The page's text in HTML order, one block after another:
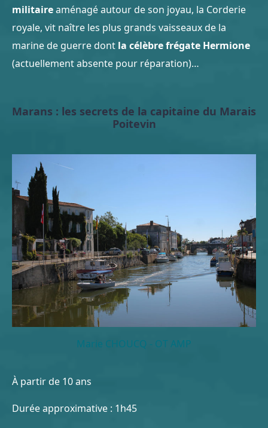
militaireaménagé autour de son joyau, la Corderie
royale, vit naître les plus grands vaisseaux de la
marine de guerre dont la célèbre frégate Hermione
(actuellement absente pour réparation)…
Marans : les secrets de la capitaine du Marais
Poitevin
Marie CHOUCQ - OT AMP
À partir de 10 ans
Durée approximative : 1h45